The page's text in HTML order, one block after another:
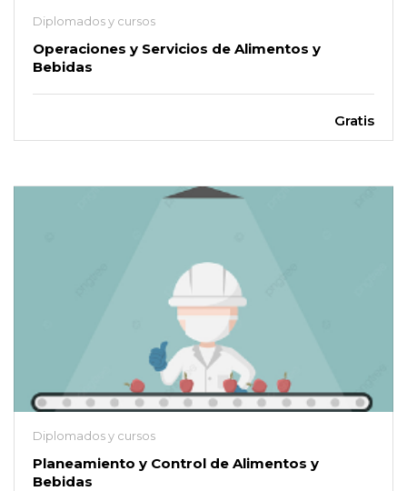
Diplomados y cursos
Operaciones y Servicios de Alimentos y
Bebidas
Gratis
Diplomados y cursos
Planeamiento y Control de Alimentos y
Bebidas